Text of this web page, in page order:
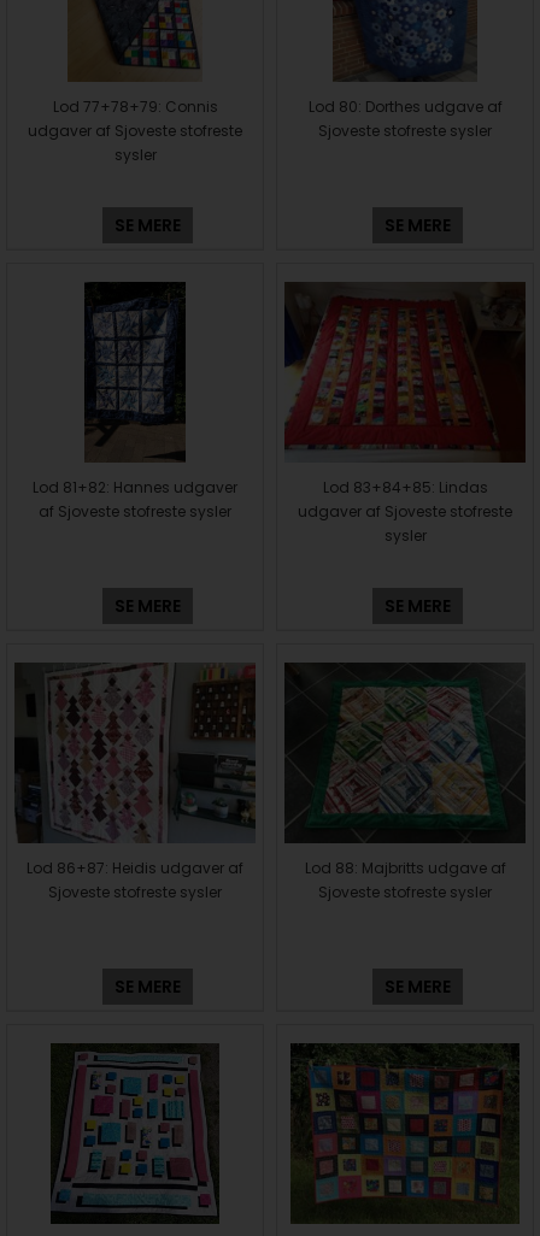
Lod 77+78+79: Connis
udgaver af Sjoveste stofreste
sysler
SE MERE
Lod 80: Dorthes udgave af
Sjoveste stofreste sysler
SE MERE
Lod 81+82: Hannes udgaver
af Sjoveste stofreste sysler
SE MERE
Lod 83+84+85: Lindas
udgaver af Sjoveste stofreste
sysler
SE MERE
Lod 86+87: Heidis udgaver af
Sjoveste stofreste sysler
SE MERE
Lod 88: Majbritts udgave af
Sjoveste stofreste sysler
SE MERE